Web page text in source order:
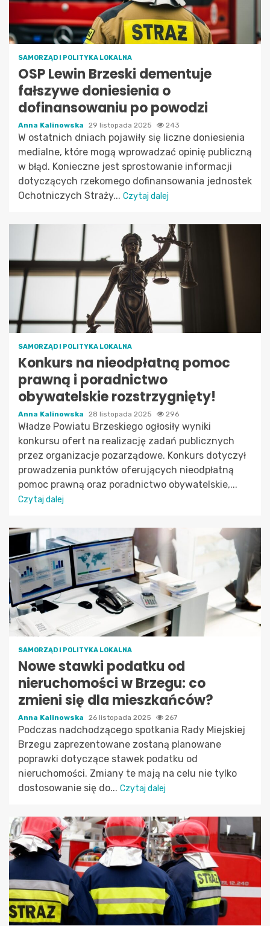
SAMORZĄD I POLITYKA LOKALNA
OSP Lewin Brzeski dementuje
fałszywe doniesienia o
dofinansowaniu po powodzi
Anna Kalinowska 29 listopada 2025 243
W ostatnich dniach pojawiły się liczne doniesienia
medialne, które mogą wprowadzać opinię publiczną
w błąd. Konieczne jest sprostowanie informacji
dotyczących rzekomego dofinansowania jednostek
Ochotniczych Straży... Czytaj dalej
SAMORZĄD I POLITYKA LOKALNA
Konkurs na nieodpłatną pomoc
prawną i poradnictwo
obywatelskie rozstrzygnięty!
Anna Kalinowska 28 listopada 2025 296
Władze Powiatu Brzeskiego ogłosiły wyniki
konkursu ofert na realizację zadań publicznych
przez organizacje pozarządowe. Konkurs dotyczył
prowadzenia punktów oferujących nieodpłatną
pomoc prawną oraz poradnictwo obywatelskie,...
Czytaj dalej
SAMORZĄD I POLITYKA LOKALNA
Nowe stawki podatku od
nieruchomości w Brzegu: co
zmieni się dla mieszkańców?
Anna Kalinowska 26 listopada 2025 267
Podczas nadchodzącego spotkania Rady Miejskiej
Brzegu zaprezentowane zostaną planowane
poprawki dotyczące stawek podatku od
nieruchomości. Zmiany te mają na celu nie tylko
dostosowanie się do... Czytaj dalej